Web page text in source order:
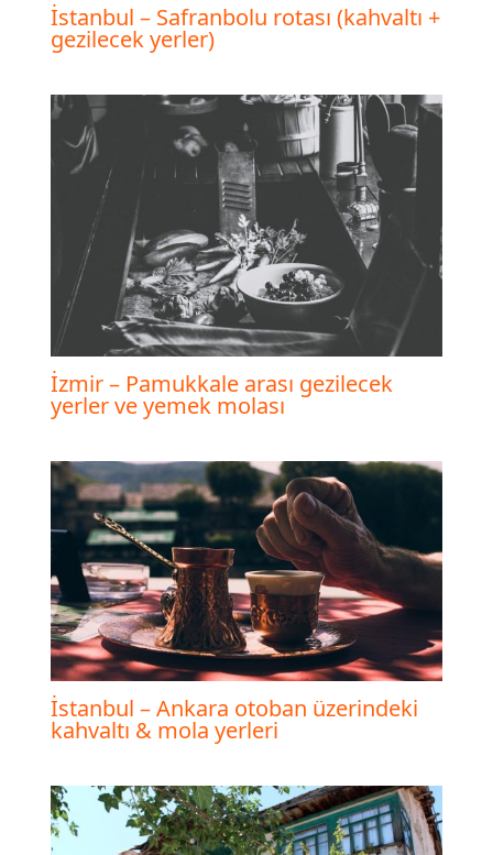
İstanbul – Safranbolu rotası (kahvaltı +
gezilecek yerler)
İzmir – Pamukkale arası gezilecek
yerler ve yemek molası
İstanbul – Ankara otoban üzerindeki
kahvaltı & mola yerleri